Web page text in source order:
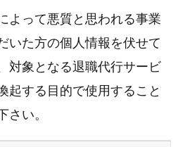
よって悪質と思われる事業
いた方の個人情報を伏せて
対象となる退職代行サービ
起する目的で使用すること
い。